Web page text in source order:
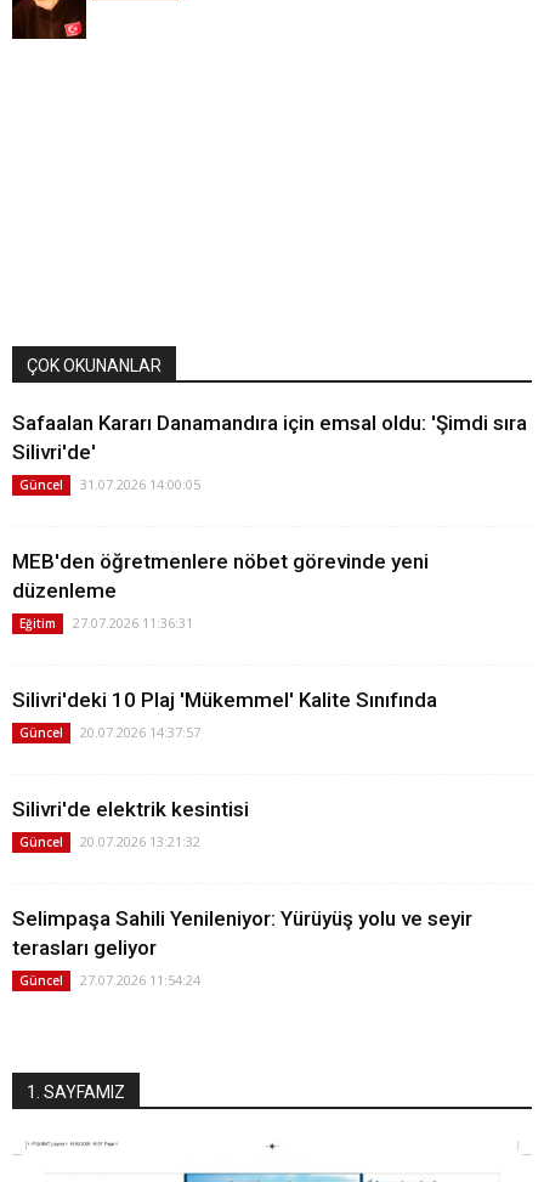
ÇOK OKUNANLAR
Safaalan Kararı Danamandıra için emsal oldu: 'Şimdi sıra
Silivri'de'
Güncel 31.07.2026 14:00:05
MEB'den öğretmenlere nöbet görevinde yeni
düzenleme
Eğitim 27.07.2026 11:36:31
Silivri'deki 10 Plaj 'Mükemmel' Kalite Sınıfında
Güncel 20.07.2026 14:37:57
Silivri'de elektrik kesintisi
Güncel 20.07.2026 13:21:32
Selimpaşa Sahili Yenileniyor: Yürüyüş yolu ve seyir
terasları geliyor
Güncel 27.07.2026 11:54:24
1. SAYFAMIZ